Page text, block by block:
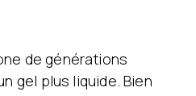
de générations
gel plus liquide. Bien